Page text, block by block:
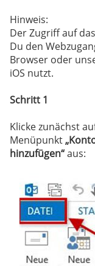
Hinweis:
Der Zugriff auf
Du den
Browser oder
iOS nutzt.
Schritt 1
Klicke zunächst
Menüpunkt
hinzufügen“aus: